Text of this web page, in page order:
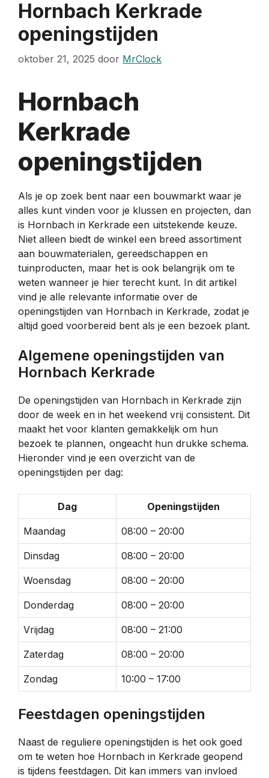
Hornbach Kerkrade
openingstijden
oktober 21, 2025 door MrClock
Hornbach
Kerkrade
openingstijden
Als je op zoek bent naar een bouwmarkt waar je
alles kunt vinden voor je klussen en projecten, dan
is Hornbach in Kerkrade een uitstekende keuze.
Niet alleen biedt de winkel een breed assortiment
aan bouwmaterialen, gereedschappen en
tuinproducten, maar het is ook belangrijk om te
weten wanneer je hier terecht kunt. In dit artikel
vind je alle relevante informatie over de
openingstijden van Hornbach in Kerkrade, zodat je
altijd goed voorbereid bent als je een bezoek plant.
Algemene openingstijden van
Hornbach Kerkrade
De openingstijden van Hornbach in Kerkrade zijn
door de week en in het weekend vrij consistent. Dit
maakt het voor klanten gemakkelijk om hun
bezoek te plannen, ongeacht hun drukke schema.
Hieronder vind je een overzicht van de
openingstijden per dag:
Dag Openingstijden
Maandag 08:00 – 20:00
Dinsdag 08:00 – 20:00
Woensdag 08:00 – 20:00
Donderdag 08:00 – 20:00
Vrijdag 08:00 – 21:00
Zaterdag 08:00 – 20:00
Zondag 10:00 – 17:00
Feestdagen openingstijden
Naast de reguliere openingstijden is het ook goed
om te weten hoe Hornbach in Kerkrade geopend
is tijdens feestdagen. Dit kan immers van invloed